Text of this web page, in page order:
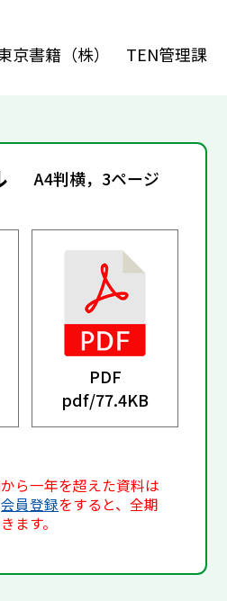
京書籍（株） TEN管理課
A4判横，3ページ
PDF
pdf/77.4KB
ら一年を超えた資料は
会員登録をすると、全期
ます。